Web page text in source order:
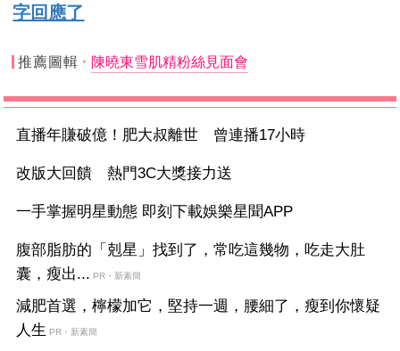
字回應了
推薦圖輯 陳曉東雪肌精粉絲見面會
直播年賺破億！肥大叔離世 曾連播17小時
改版大回饋 熱門3C大獎接力送
一手掌握明星動態 即刻下載娛樂星聞APP
腹部脂肪的「剋星」找到了，常吃這幾物，吃走大肚
囊，瘦出... PR・新素簡
減肥首選，檸檬加它，堅持一週，腰細了，瘦到你懷疑
人生 PR・新素簡